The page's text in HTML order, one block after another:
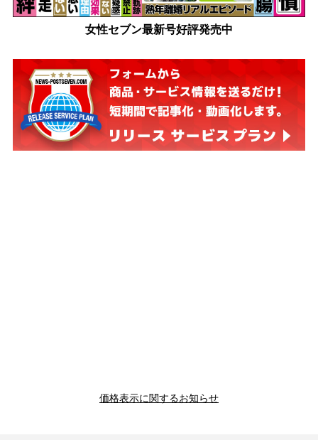
女性セブン最新号好評発売中
価格表示に関するお知らせ